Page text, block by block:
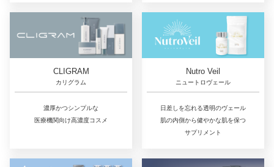
CLIGRAM
カリグラム
濃厚かつシンプルな
医療機関向け高濃度コスメ
Nutro Veil
ニュートロヴェール
日差しを忘れる透明のヴェール
肌の内側から健やかな肌を保つ
サプリメント